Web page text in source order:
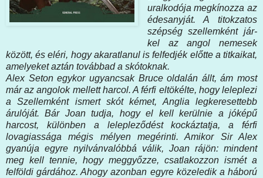
uralkodója megkínozza az
édesanyját. A titokzatos
szépség szellemként jár-
kel az angol nemesek
között, és eléri, hogy akaratlanul is felfedjék előtte a titkaikat,
amelyeket aztán továbbad a skótoknak.
Alex Seton egykor ugyancsak Bruce oldalán állt, ám most
már az angolok mellett harcol. A férfi eltökélte, hogy leleplezi
a Szellemként ismert skót kémet, Anglia legkeresettebb
árulóját. Bár Joan tudja, hogy el kell kerülnie a jóképű
harcost, különben a lelepleződést kockáztatja, a férfi
lovagiassága mégis mélyen megérinti. Amikor Sir Alex
gyanúja egyre nyilvánvalóbbá válik, Joan rájön: mindent
meg kell tennie, hogy meggyőzze, csatlakozzon ismét a
felföldi gárdához. Ahogy azonban egyre közeledik a háború